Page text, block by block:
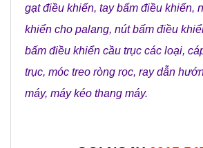
gạt điều khiển, tay bấm điều khiển,
khiển cho palang, nút bấm điều
bấm điều khiển cầu trục các loại,
trục, móc treo ròng rọc, ray dẫn
máy, máy kéo thang máy.